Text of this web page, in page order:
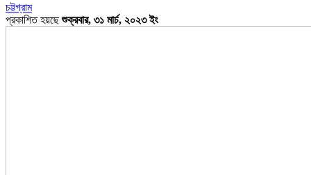
চট্টগ্রাম
প্রকাশিত হয়ছেশুক্রবার, ৩১ মার্চ, ২০২৩ ইং